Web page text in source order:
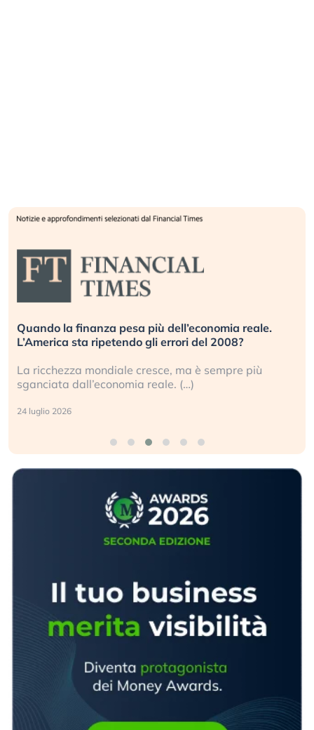
Quando la finanza pesa più dell’economia reale.
L’America sta ripetendo gli errori del 2008?
La ricchezza mondiale cresce, ma è sempre più
sganciata dall’economia reale. (…)
24 luglio 2026